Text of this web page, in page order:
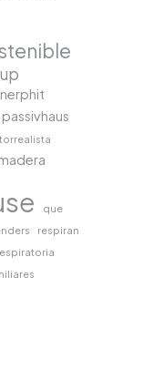
que
respiran